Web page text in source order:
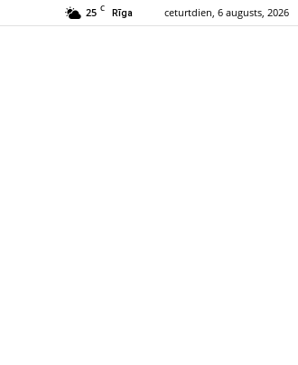
25 C Rīga ceturtdien, 6 augusts, 2026